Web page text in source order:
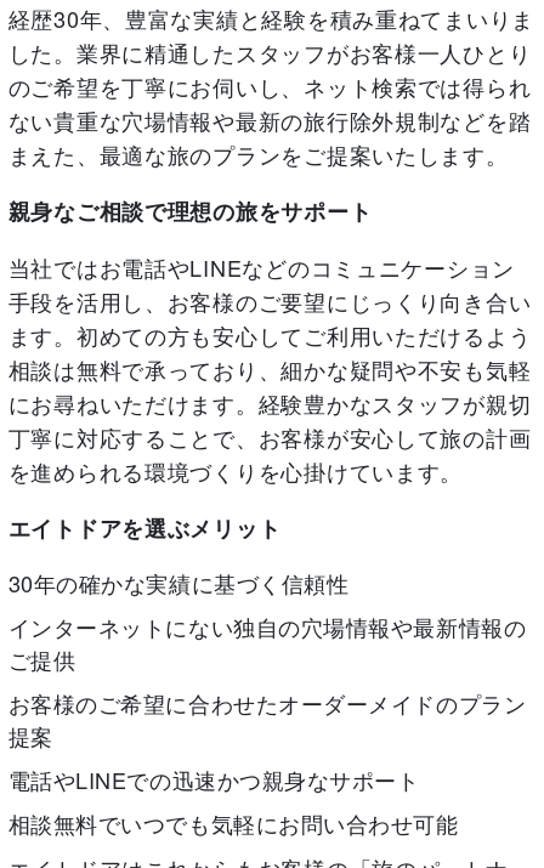
経歴30年、豊富な実績と経験を積み重ねてまいりま
した。業界に精通したスタッフがお客様一人ひとり
のご希望を丁寧にお伺いし、ネット検索では得られ
ない貴重な穴場情報や最新の旅行除外規制などを踏
まえた、最適な旅のプランをご提案いたします。
親身なご相談で理想の旅をサポート
当社ではお電話やLINEなどのコミュニケーション
手段を活用し、お客様のご要望にじっくり向き合い
ます。初めての方も安心してご利用いただけるよう
相談は無料で承っており、細かな疑問や不安も気軽
にお尋ねいただけます。経験豊かなスタッフが親切
丁寧に対応することで、お客様が安心して旅の計画
を進められる環境づくりを心掛けています。
エイトドアを選ぶメリット
30年の確かな実績に基づく信頼性
インターネットにない独自の穴場情報や最新情報の
ご提供
お客様のご希望に合わせたオーダーメイドのプラン
提案
電話やLINEでの迅速かつ親身なサポート
相談無料でいつでも気軽にお問い合わせ可能